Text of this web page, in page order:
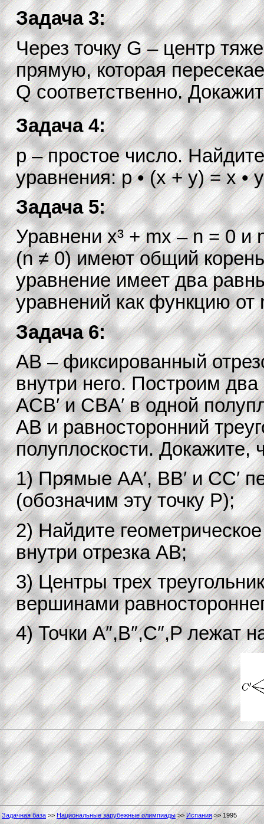
Задача 3:
Через точку G – центр
прямую, которая
Q соответственно.
Задача 4:
p – простое число.
уравнения: p • (x + y) = x •
Задача 5:
Уравнени x³ + mx – n = 0 и
(n ≠ 0) имеют общий
уравнение имеет два
уравнений как функцию от
Задача 6:
AB – фиксированный
внутри него. Построим два
ACB′ и CBA′ в одной
AB и равносторонний
полуплоскости. Докажите,
1) Прямые AA′, BB′ и CC′
(обозначим эту точку P);
2) Найдите
внутри отрезка AB;
3) Центры трех
вершинами
4) Точки A″,B″,C″,P лежат
Задачная база >> Национальные зарубежные олимпиады>> Испания>> 1995